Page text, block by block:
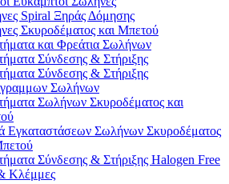
Spiral Ξηράς Δόμησης
Σκυροδέματος και Μπετού
και Φρεάτια Σωλήνων
Σύνδεσης & Στήριξης
Σύνδεσης & Στήριξης
Σωλήνων
Σωλήνων Σκυροδέματος και
Εγκαταστάσεων Σωλήνων Σκυροδέματος
Σύνδεσης & Στήριξης Halogen Free
Κλέμμες